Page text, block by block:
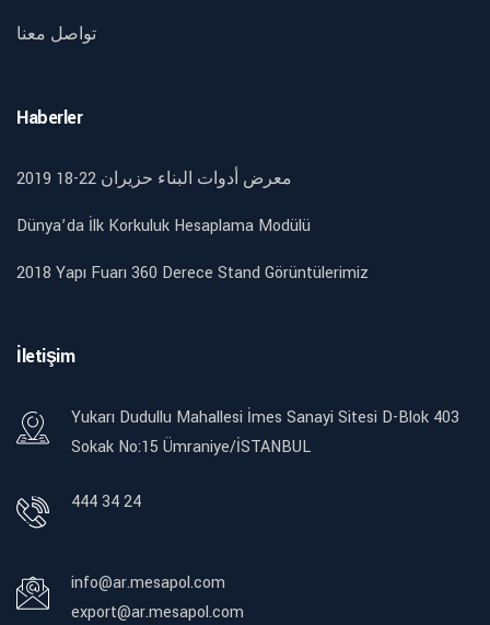
تواصل معنا
Haberler
2019 18-22 معرض أدوات البناء حزيران
Dünya’da İlk Korkuluk Hesaplama Modülü
2018 Yapı Fuarı 360 Derece Stand Görüntülerimiz
İletişim
Yukarı Dudullu Mahallesi İmes Sanayi Sitesi D-Blok 403
Sokak No:15 Ümraniye/İSTANBUL
444 34 24
info@ar.mesapol.com
export@ar.mesapol.com